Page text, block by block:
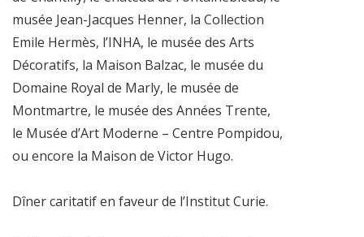
musée Jean-Jacques Henner, la Collection
Emile Hermès, l’INHA, le musée des Arts
Décoratifs, la Maison Balzac, le musée du
Domaine Royal de Marly, le musée de
Montmartre, le musée des Années Trente,
le Musée d’Art Moderne – Centre Pompidou,
ou encore la Maison de Victor Hugo.
Dîner caritatif en faveur de l’Institut Curie.